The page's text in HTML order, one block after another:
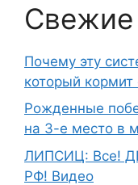
Свежие
Почему эту
который
Рожденные
на 3-е место в
ЛИПСИЦ: Все!
РФ! Видео